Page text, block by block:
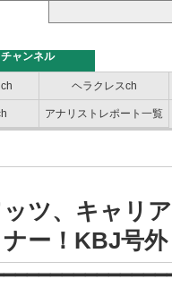
チャンネル
ヘラクレスch
アナリストレポート一覧
ー
ッツ、キャリ
ナー！KBJ号外